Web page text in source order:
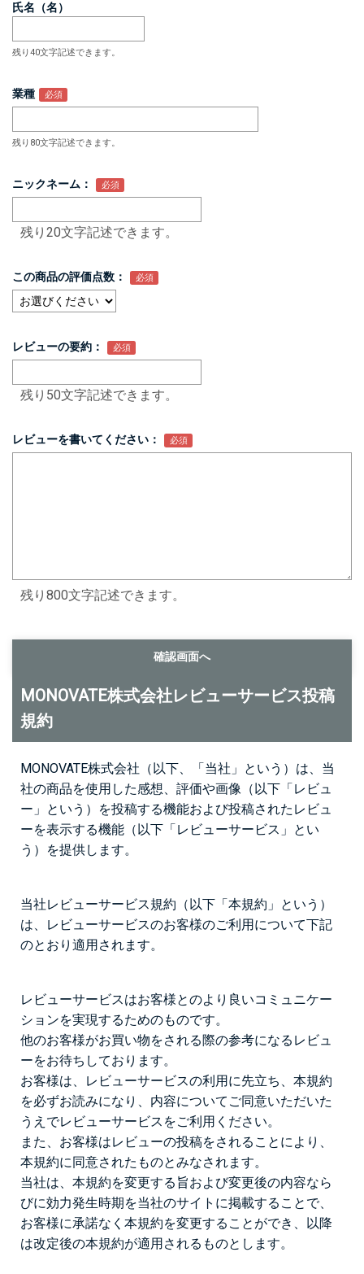
氏名（名）
残り40文字記述できます。
業種
残り80文字記述できます。
ニックネーム：
残り20文字記述できます。
この商品の評価点数：
レビューの要約：
残り50文字記述できます。
レビューを書いてください：
残り800文字記述できます。
MONOVATE株式会社レビューサービス投稿
規約
MONOVATE株式会社（以下、「当社」という）は、当
社の商品を使用した感想、評価や画像（以下「レビュ
ー」という）を投稿する機能および投稿されたレビュ
ーを表示する機能（以下「レビューサービス」とい
う）を提供します。
当社レビューサービス規約（以下「本規約」という）
は、レビューサービスのお客様のご利用について下記
のとおり適用されます。
レビューサービスはお客様とのより良いコミュニケー
ションを実現するためのものです。
他のお客様がお買い物をされる際の参考になるレビュ
ーをお待ちしております。
お客様は、レビューサービスの利用に先立ち、本規約
を必ずお読みになり、内容についてご同意いただいた
うえでレビューサービスをご利用ください。
また、お客様はレビューの投稿をされることにより、
本規約に同意されたものとみなされます。
当社は、本規約を変更する旨および変更後の内容なら
びに効力発生時期を当社のサイトに掲載することで、
お客様に承諾なく本規約を変更することができ、以降
は改定後の本規約が適用されるものとします。